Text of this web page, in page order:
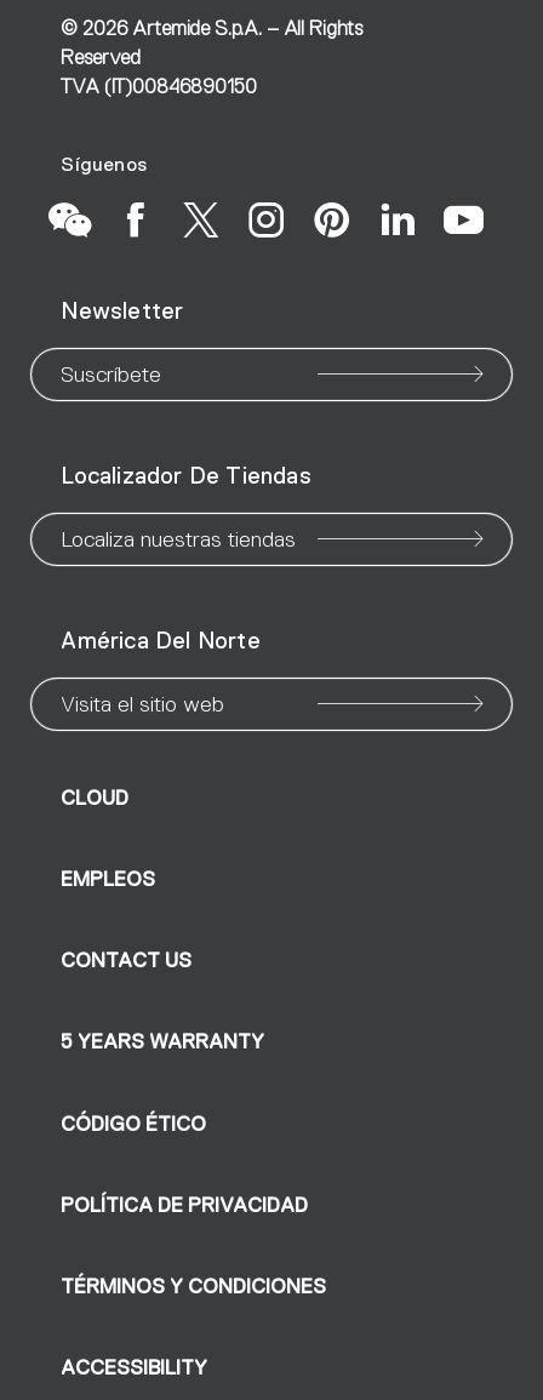
© 2026Artemide S.p.A. – All Rights
Reserved
TVA (IT)00846890150
Síguenos
to
our
page
to
our
page
to
our
page
to
our
page
to
our
page
to
our
page
to
Newsletter
Suscríbete
Localizador De Tiendas
Localiza nuestras tiendas
América Del Norte
Visita el sitio web
CLOUD
EMPLEOS
CONTACT US
5 YEARS WARRANTY
CÓDIGO ÉTICO
POLÍTICA DE PRIVACIDAD
TÉRMINOS Y CONDICIONES
ACCESSIBILITY